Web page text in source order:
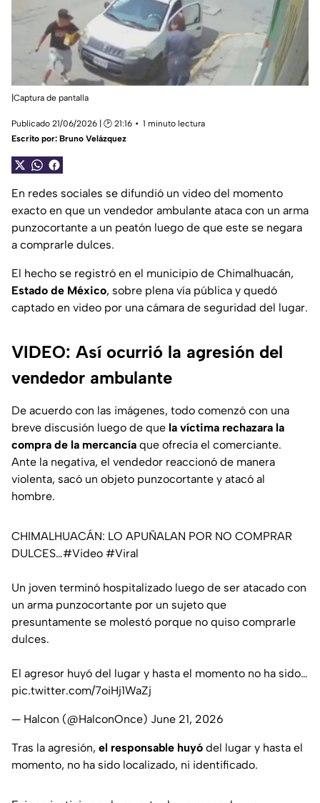
|Captura de pantalla
Publicado 21/06/2026 | 🕑 21:16
1 minuto lectura
Escrito por: Bruno Velázquez
En redes sociales se difundió un video del momento
exacto en que un vendedor ambulante ataca con un arma
punzocortante a un peatón luego de que este se negara
a comprarle dulces.
El hecho se registró en el municipio de Chimalhuacán,
Estado de México, sobre plena vía pública y quedó
captado en video por una cámara de seguridad del lugar.
VIDEO: Así ocurrió la agresión del
vendedor ambulante
De acuerdo con las imágenes, todo comenzó con una
breve discusión luego de que la víctima rechazara la
compra de la mercancía que ofrecía el comerciante.
Ante la negativa, el vendedor reaccionó de manera
violenta, sacó un objeto punzocortante y atacó al
hombre.
CHIMALHUACÁN: LO APUÑALAN POR NO COMPRAR
DULCES…#Video #Viral
Un joven terminó hospitalizado luego de ser atacado con
un arma punzocortante por un sujeto que
presuntamente se molestó porque no quiso comprarle
dulces.
El agresor huyó del lugar y hasta el momento no ha sido…
pic.twitter.com/7oiHj1WaZj
— Halcon (@HalconOnce) June 21, 2026
Tras la agresión, el responsable huyó del lugar y hasta el
momento, no ha sido localizado, ni identificado.